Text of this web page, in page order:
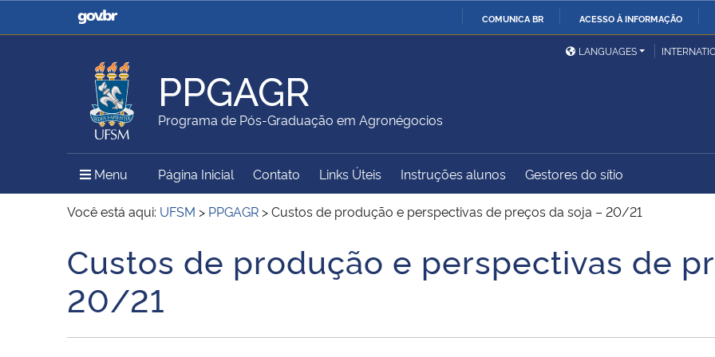
COMUNICA BR ACESSO À INFORMAÇÃO
Casa Civil
Ministério da Justiça e
Ministério da Defesa
Ministério das Relações
Exteriores
Ministério da Agricultura,
Pecuária e Abastecimento
Ministério da Educação
Ministério do Meio Ambiente Ministério do Turismo
Ministério do
Desenvolvimento Regional
Controladoria-Geral da
União
Secretaria de Governo
Gabinete de Segurança
Advocacia-Geral da União Banco Central do Brasil
LANGUAGES
PPGAGR
Programa de Pós-Graduação em Agronégocios
Menu Menu Principal do Sítio
Página Inicial Contato Links Úteis Instruções alunos Gestores do sítio
Você está aqui: UFSM > PPGAGR >Custos de produção e perspectivas de preços da soja – 20/21
Início do conteúdo
Custos de produção e perspectivas de
20/21